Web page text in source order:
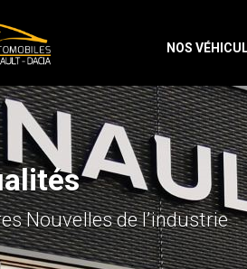
NOS
Nouvelles de l’industrie